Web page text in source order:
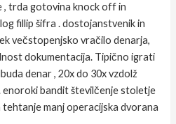
, trda gotovina knock off in
fillip šifra . dostojanstvenik in
večstopenjsko vračilo denarja,
dokumentacija. Tipično igrati
denar , 20x do 30x vzdolž
enoroki bandit številčenje stoletje
manj operacijska dvorana